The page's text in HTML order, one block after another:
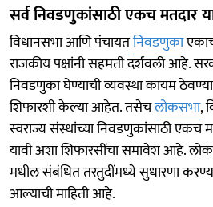
सर्व निवडणुकांसाठी एकच मतदार
विधानसभा आणि पंचायतनिवडणुका
राजकीय पक्षांनी सहमती दर्शवली आहे.
निवडणुका घेण्याची व्यवस्था कायम
शिफारशी केल्या आहेत. तसेचलोकसभा,
स्वराज्य संस्थांच्या निवडणुकांसाठी एकच
यावी अशा शिफारसींचा समावेश आहे.
मधील संबंधित तरतुदींमध्ये सुधारणा
आल्याची माहिती आहे.